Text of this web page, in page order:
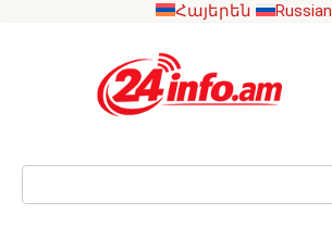
Հայերեն Russian
Search: